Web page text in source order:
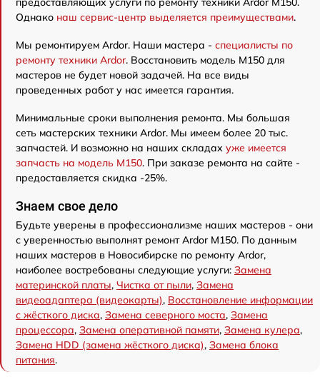
Однако наш сервис-центр выделяется преимуществами.
Мы ремонтируем Ardor. Наши мастера - специалисты по
ремонту техники Ardor. Восстановить модель M150 для
мастеров не будет новой задачей. На все виды
проведенных работ у нас имеется гарантия.
Минимальные сроки выполнения ремонта. Мы большая
сеть мастерских техники Ardor. Мы имеем более 20 тыс.
запчастей. И возможно на наших складах уже имеется
запчасть на модель M150. При заказе ремонта на сайте -
предоставляется скидка -25%.
Знаем свое дело
Будьте уверены в профессионализме наших мастеров - они
с уверенностью выполнят ремонт Ardor M150. По данным
наших мастеров в Новосибирске по ремонту Ardor,
наиболее востребованы следующие услуги: Замена
материнской платы, Чистка от пыли, Замена
видеоадаптера (видеокарты), Восстановление информации
с жёсткого диска, Замена северного моста, Замена
процессора, Замена оперативной памяти, Замена кулера,
Замена HDD (замена жёсткого диска), Замена блока
питания.